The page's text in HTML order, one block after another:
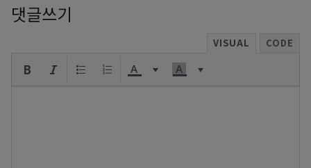
댓글쓰기
VISUAL CODE